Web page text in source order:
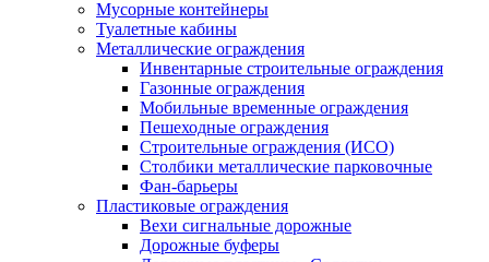
Мусорные контейнеры
Туалетные кабины
Металлические ограждения
Инвентарные строительные ограждения
Газонные ограждения
Мобильные временные ограждения
Пешеходные ограждения
Строительные ограждения (ИСО)
Столбики металлические парковочные
Фан-барьеры
Пластиковые ограждения
Вехи сигнальные дорожные
Дорожные буферы